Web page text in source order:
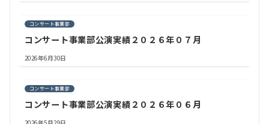
コンサート事業部
コンサート事業部公演実績２０２６年０７月
2026年6月30日
コンサート事業部
コンサート事業部公演実績２０２６年０６月